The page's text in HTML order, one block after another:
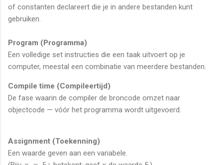
of constanten declareert die je in andere bestanden kunt
gebruiken.
Program (Programma)
Een volledige set instructies die een taak uitvoert op je
computer, meestal een combinatie van meerdere bestanden.
Compile time (Compileertijd)
De fase waarin de compiler de broncode omzet naar
objectcode — vóór het programma wordt uitgevoerd.
Assignment (Toekenning)
Een waarde geven aan een variabele.